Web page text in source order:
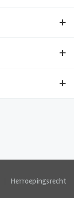
Herroepingsrecht